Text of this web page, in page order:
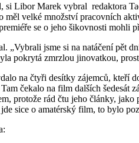
si Libor Marek vybral redaktora
měl velké množství pracovních
se o jeho šikovnosti mohli
„Vybrali jsme si na natáčení pět
pokrytá zmrzlou jinovatkou,
na čtyři desítky zájemců, kteří
čekalo na film dalších
protože rád čtu jeho články,
sice o amatérský film, to bylo